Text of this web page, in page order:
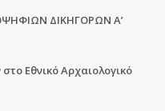
ΔΙΚΗΓΟΡΩΝ Α’
Εθνικό Αρχαιολογικό